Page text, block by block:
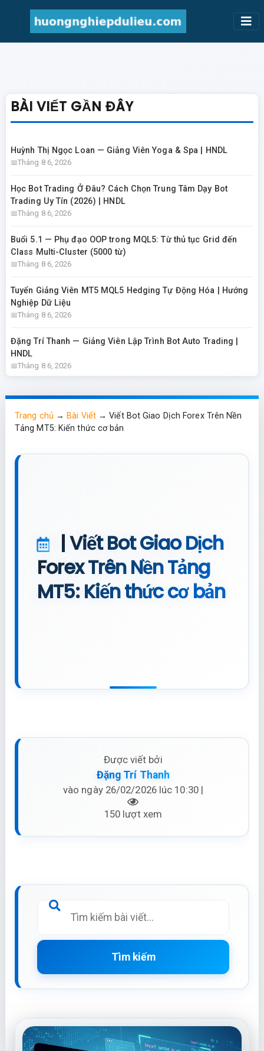
BÀI VIẾT GẦN ĐÂY
Huỳnh Thị Ngọc Loan — Giảng Viên Yoga & Spa | HNDL
Tháng 8 6, 2026
Học Bot Trading Ở Đâu? Cách Chọn Trung Tâm Dạy Bot
Trading Uy Tín (2026) | HNDL
Tháng 8 6, 2026
Buổi 5.1 — Phụ đạo OOP trong MQL5: Từ thủ tục Grid đến
Class Multi-Cluster (5000 từ)
Tháng 8 6, 2026
Tuyển Giảng Viên MT5 MQL5 Hedging Tự Động Hóa | Hướng
Nghiệp Dữ Liệu
Tháng 8 6, 2026
Đặng Trí Thanh — Giảng Viên Lập Trình Bot Auto Trading |
HNDL
Tháng 8 6, 2026
Trang chủ →Bài Viết→Viết Bot Giao Dịch Forex Trên Nền
Tảng MT5: Kiến thức cơ bản
| Viết Bot Giao Dịch
Forex Trên Nền Tảng
MT5: Kiến thức cơ bản
Được viết bởi
Đặng Trí Thanh
vào ngày 26/02/2026 lúc 10:30 |
150 lượt xem
Tìm kiếm